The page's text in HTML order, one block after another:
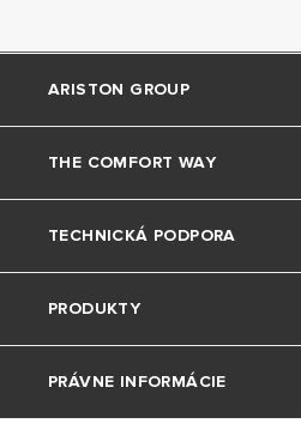
ARISTON GROUP
Kto sme
Skupina
Pobočky Ariston SK
Referencie
THE COMFORT WAY
Triky a tipy
Bývanie
Životné prostredie
TECHNICKÁ PODPORA
Kontaktujte nás
Návody k produktom
PRODUKTY
Elektrické ohrivače vody
PRÁVNE INFORMÁCIE